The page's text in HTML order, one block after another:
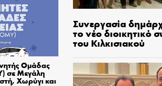
Ομάδας
σε Μεγάλη
Χωρύγι και
Συνεργασία
το νέο διοικητικό
του Κιλκισιακού